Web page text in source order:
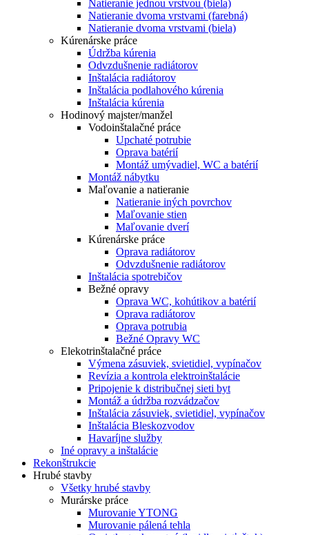
Natieranie jednou vrstvou (biela)
Natieranie dvoma vrstvami (farebná)
Natieranie dvoma vrstvami (biela)
Kúrenárske práce
Údržba kúrenia
Odvzdušnenie radiátorov
Inštalácia radiátorov
Inštalácia podlahového kúrenia
Inštalácia kúrenia
Hodinový majster/manžel
Vodoinštalačné práce
Upchaté potrubie
Oprava batérií
Montáž umývadiel, WC a batérií
Montáž nábytku
Maľovanie a natieranie
Natieranie iných povrchov
Maľovanie stien
Maľovanie dverí
Kúrenárske práce
Oprava radiátorov
Odvzdušnenie radiátorov
Inštalácia spotrebičov
Bežné opravy
Oprava WC, kohútikov a batérií
Oprava radiátorov
Oprava potrubia
Bežné Opravy WC
Elekotrinštalačné práce
Výmena zásuviek, svietidiel, vypínačov
Revízia a kontrola elektroinštalácie
Pripojenie k distribučnej sieti byt
Montáž a údržba rozvádzačov
Inštalácia zásuviek, svietidiel, vypínačov
Inštalácia Bleskozvodov
Havaríjne služby
Iné opravy a inštalácie
Rekonštrukcie
Hrubé stavby
Všetky hrubé stavby
Murárske práce
Murovanie YTONG
Murovanie pálená tehla